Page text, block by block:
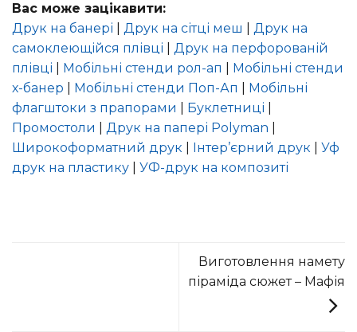
Вас може зацікавити:
Друк на банері
Друк на сітці меш
Друк на
самоклеющійся плівці
Друк на перфорованій
плівці
Мобільні стенди рол-ап
Мобільні стенди
х-банер
Мобільні стенди Поп-Ап
Мобільні
флагштоки з прапорами
Буклетниці
Промостоли
Друк на папері Polyman
Широкоформатний друк
Інтер’єрний друк
Уф
друк на пластику
УФ-друк на композиті
Виготовлення намету
піраміда сюжет – Мафія